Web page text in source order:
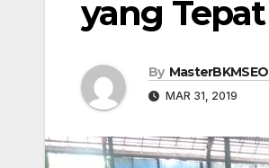
yang Tepat
By MasterBKMSEO
MAR 31, 2019